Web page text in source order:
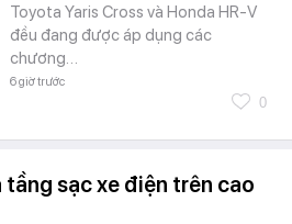
Toyota Yaris Cross và Honda HR-V
đều đang được áp dụng các
chương…
6 giờ trước
0
tầng sạc xe điện trên cao